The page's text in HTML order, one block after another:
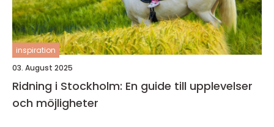
inspiration
03. August 2025
Ridning i Stockholm: En guide till upplevelser
och möjligheter